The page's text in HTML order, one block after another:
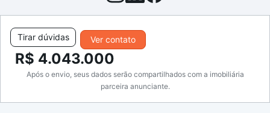
Ver contato
Tirar dúvidas
R$ 4.043.000
Após o envio, seus dados serão compartilhados com a imobiliária
parceira anunciante.